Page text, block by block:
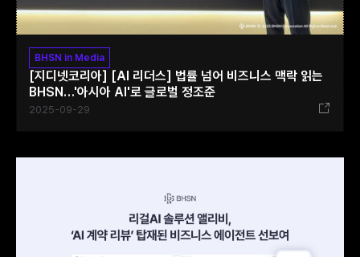
BHSN in Media
[지디넷코리아] [AI 리더스] 법률 넘어 비즈니스 맥락 읽는
BHSN…'아시아 AI'로 글로벌 정조준
2025-09-29